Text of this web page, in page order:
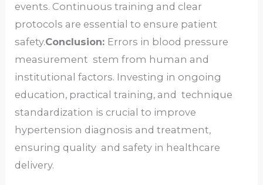
events. Continuous training and clear
protocols are essential to ensure patient
safety.Conclusion: Errors in blood pressure
measurement stem from human and
institutional factors. Investing in ongoing
education, practical training, and technique
standardization is crucial to improve
hypertension diagnosis and treatment,
ensuring quality and safety in healthcare
delivery.